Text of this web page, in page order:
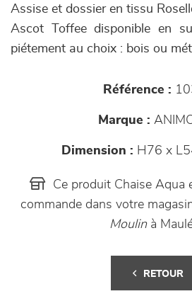
Assise et dossier en tissu
Ascot Toffee disponible en
piétement au choix : bois ou
Référence :
Marque :
Dimension : H76 x
Ce produit Chaise Aqua
commande dans votre
Moulinà
RETOUR